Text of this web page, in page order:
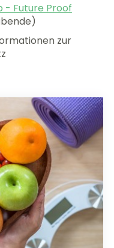
- Future Proof
zur